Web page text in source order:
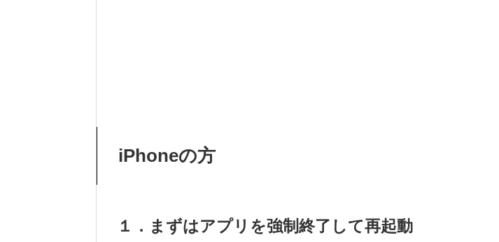
iPhoneの方
１．まずはアプリを強制終了して再起動